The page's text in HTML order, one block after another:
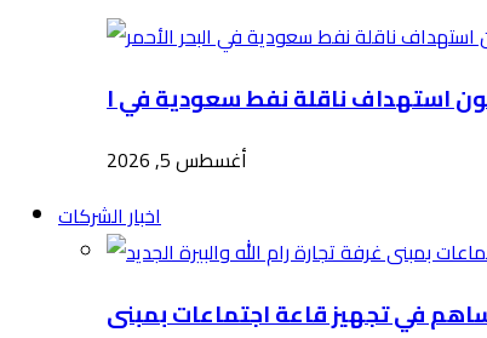
أغسطس 5, 2026
اخبار الشركات